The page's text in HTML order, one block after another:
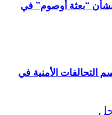
بشأن “بعثة أوصوم” في
التحالفات الأمنية في